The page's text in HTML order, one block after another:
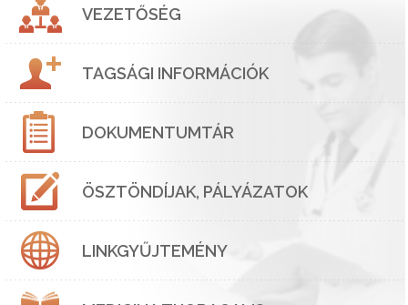
VEZETŐSÉG
TAGSÁGI INFORMÁCIÓK
DOKUMENTUMTÁR
ÖSZTÖNDÍJAK, PÁLYÁZATOK
LINKGYŰJTEMÉNY